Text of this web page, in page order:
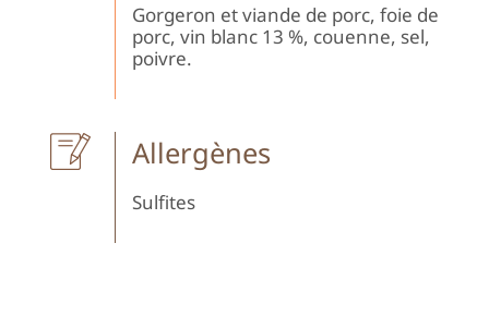
Gorgeron et viande de porc, foie de
porc, vin blanc 13 %, couenne, sel,
poivre.
Allergènes
Sulfites